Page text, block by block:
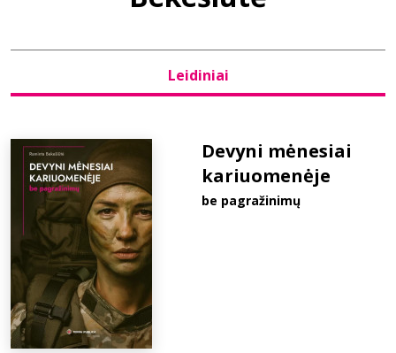
Naujienos
Bibliotekoms
D.U.K.
+370 667 80 541
Leidiniai
Devyni mėnesiai
kariuomenėje
be pagražinimų